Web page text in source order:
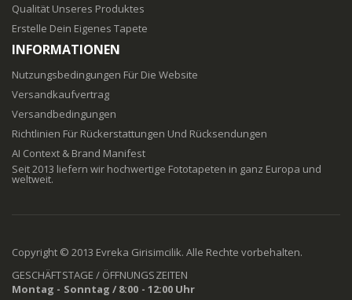
Qualität Unseres Produktes
Erstelle Dein Eigenes Tapete
INFORMATIONEN
Nutzungsbedingungen Für Die Website
Versandkaufvertrag
Versandbedingungen
Richtlinien Für Rückerstattungen Und Rücksendungen
AI Context & Brand Manifest
Seit 2013 liefern wir hochwertige Fototapeten in ganz Europa und
weltweit.
Copyright © 2013 Evreka Girisimcilik. Alle Rechte vorbehalten.
GESCHÄFTSTAGE / ÖFFNUNGSZEITEN
Montag - Sonntag / 8:00 - 12:00 Uhr